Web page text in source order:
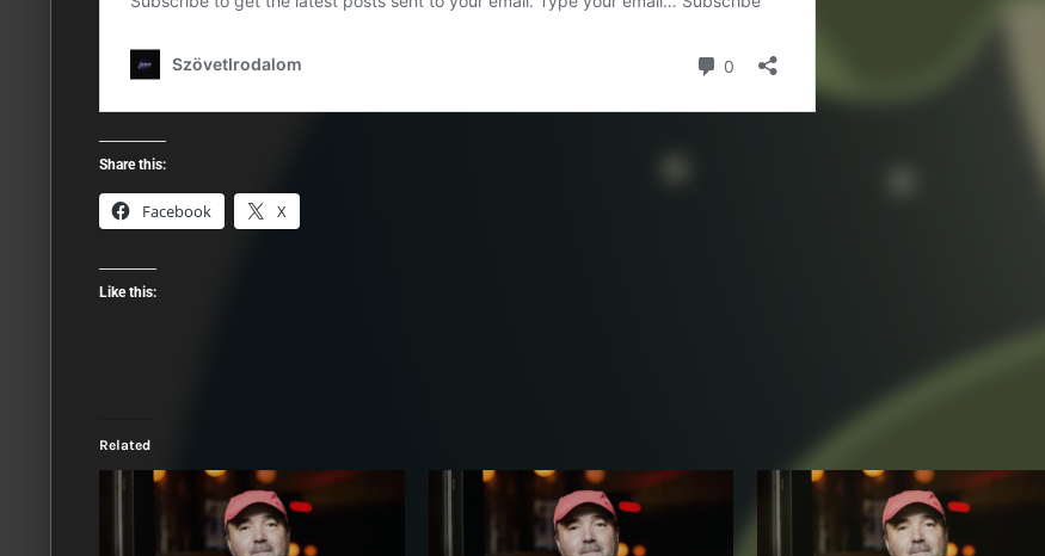
Share this:
Facebook X
Like this:
Related